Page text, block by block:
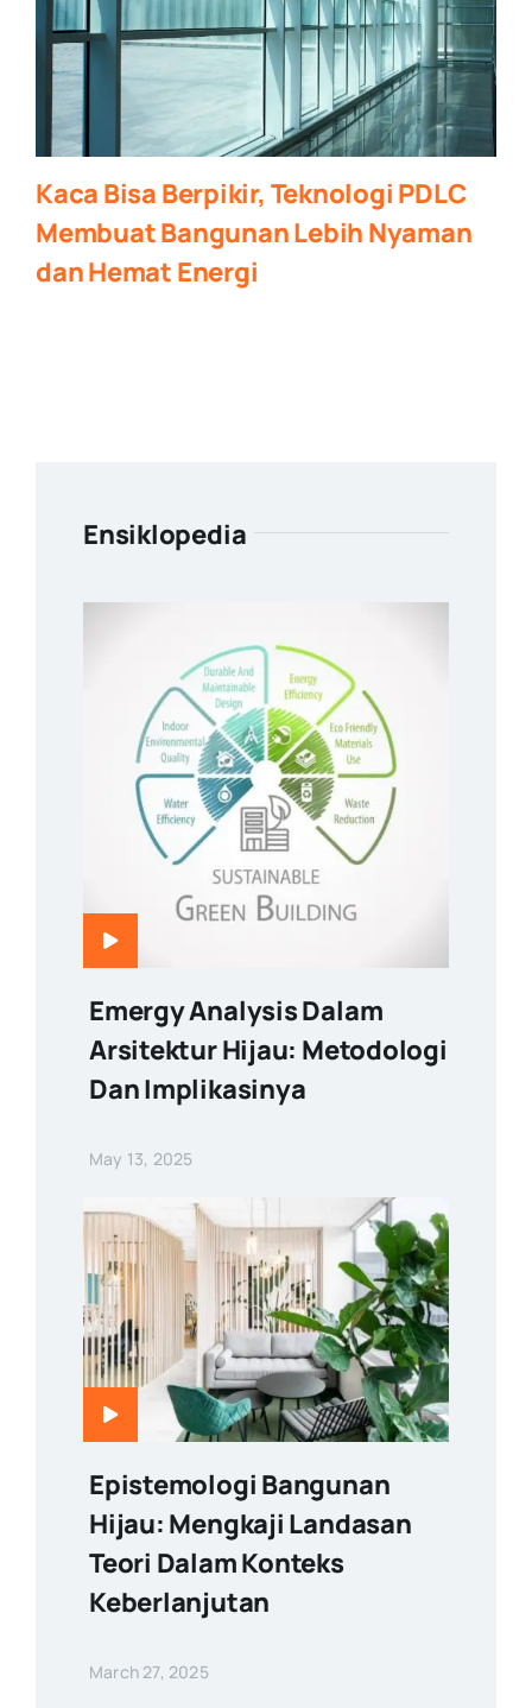
Kaca Bisa Berpikir, Teknologi PDLC
Membuat Bangunan Lebih Nyaman
dan Hemat Energi
Ensiklopedia
Emergy Analysis Dalam
Arsitektur Hijau: Metodologi
Dan Implikasinya
May 13, 2025
Epistemologi Bangunan
Hijau: Mengkaji Landasan
Teori Dalam Konteks
Keberlanjutan
March 27, 2025